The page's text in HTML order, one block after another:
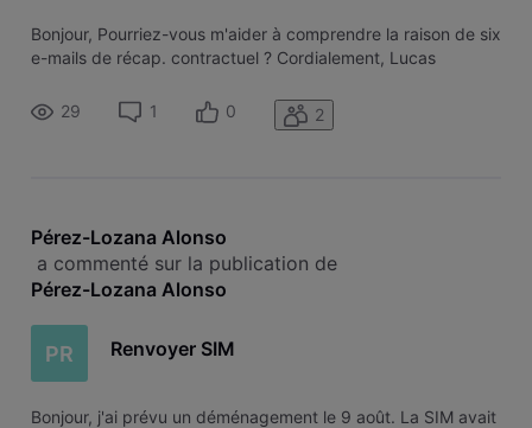
Bonjour, Pourriez-vous m'aider à comprendre la raison de six
e-mails de récap. contractuel ? Cordialement, Lucas
29 1 0 2
Pérez-Lozana Alonso
a commenté sur la publication de
Pérez-Lozana Alonso
PR Renvoyer SIM
Bonjour, j'ai prévu un déménagement le 9 août. La SIM avait